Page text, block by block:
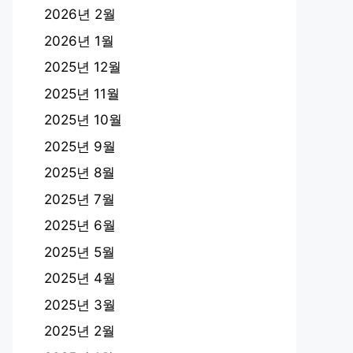
2026년 2월
2026년 1월
2025년 12월
2025년 11월
2025년 10월
2025년 9월
2025년 8월
2025년 7월
2025년 6월
2025년 5월
2025년 4월
2025년 3월
2025년 2월